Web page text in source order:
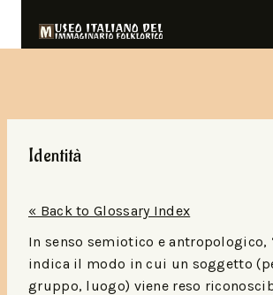
Identità
« Back to Glossary Index
In senso semiotico e antropologico,
indica il modo in cui un soggetto
gruppo, luogo) viene reso